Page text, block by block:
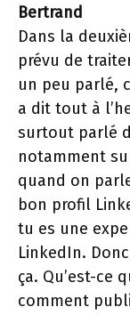
Bertrand
Dans la
prévu de
un peu parlé,
a dit tout à
surtout parlé
notamment
quand on
bon profil
tu es une
LinkedIn.
ça. Qu’est-ce
comment